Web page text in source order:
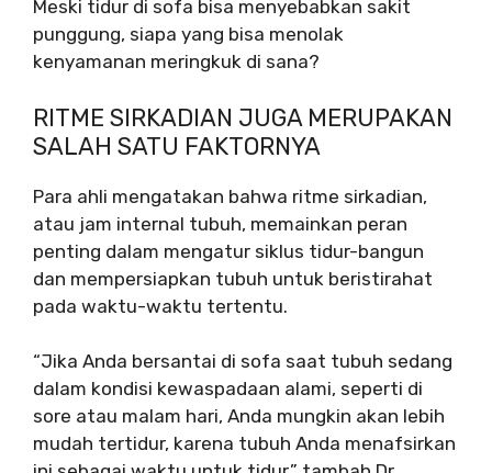
Meski tidur di sofa bisa menyebabkan sakit
punggung, siapa yang bisa menolak
kenyamanan meringkuk di sana?
RITME SIRKADIAN JUGA MERUPAKAN
SALAH SATU FAKTORNYA
Para ahli mengatakan bahwa ritme sirkadian,
atau jam internal tubuh, memainkan peran
penting dalam mengatur siklus tidur-bangun
dan mempersiapkan tubuh untuk beristirahat
pada waktu-waktu tertentu.
“Jika Anda bersantai di sofa saat tubuh sedang
dalam kondisi kewaspadaan alami, seperti di
sore atau malam hari, Anda mungkin akan lebih
mudah tertidur, karena tubuh Anda menafsirkan